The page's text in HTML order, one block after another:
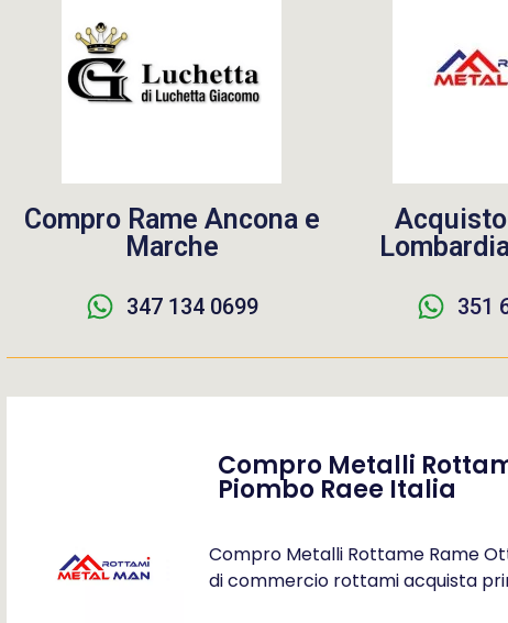
Compro Rame Ancona e
Marche
347 134 0699 351
Compro Metalli
Piombo Raee Italia
Compro Metalli Rottame Rame
di commercio rottami acquista